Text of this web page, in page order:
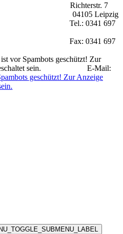
Richterstr. 7
04105 Leipzig
0 Tel.: 0341 697
166 Fax: 0341 697
vor Spambots geschützt! Zur
sein. E-Mail:
geschützt! Zur Anzeige